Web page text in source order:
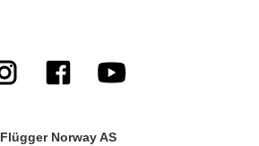
Flügger Norway AS